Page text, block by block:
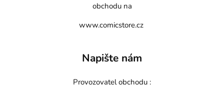
obchodu na
www.comicstore.cz
Napište nám
Provozovatel obchodu :